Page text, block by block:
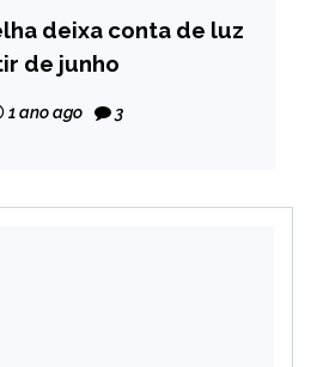
deixa conta de luz
de junho
1 ano ago 3